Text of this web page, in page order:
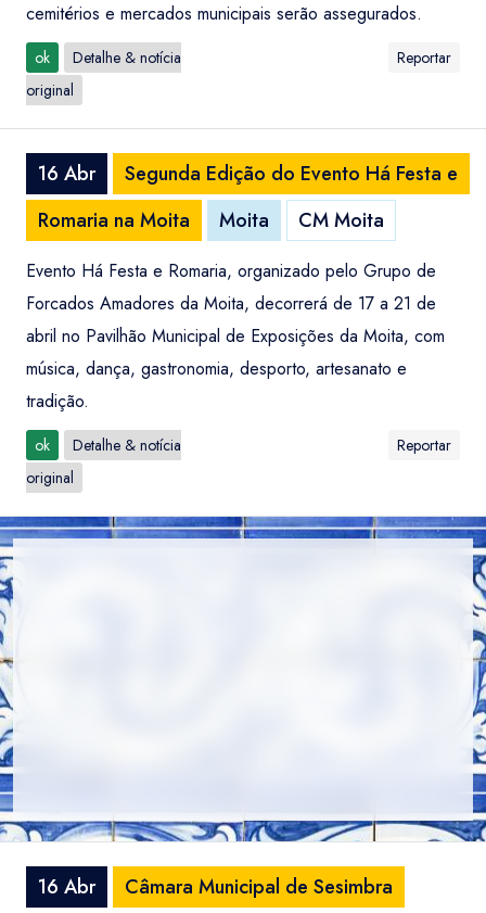
cemitérios e mercados municipais serão assegurados.
ok
Detalhe & notícia
original
Reportar
16 Abr
Segunda Edição do Evento Há Festa e
Romaria na Moita
Moita CM Moita
Evento Há Festa e Romaria, organizado pelo Grupo de
Forcados Amadores da Moita, decorrerá de 17 a 21 de
abril no Pavilhão Municipal de Exposições da Moita, com
música, dança, gastronomia, desporto, artesanato e
tradição.
ok
Detalhe & notícia
original
Reportar
16 Abr
Câmara Municipal de Sesimbra